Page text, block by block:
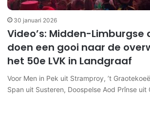
30 januari 2026
Video’s: Midden-Limburgse
doen een gooi naar de
het 50e LVK in Landgraaf
Voor Men in Pek uit Stramproy, ’t
Span uit Susteren, Doospelse Aod Prînse uit